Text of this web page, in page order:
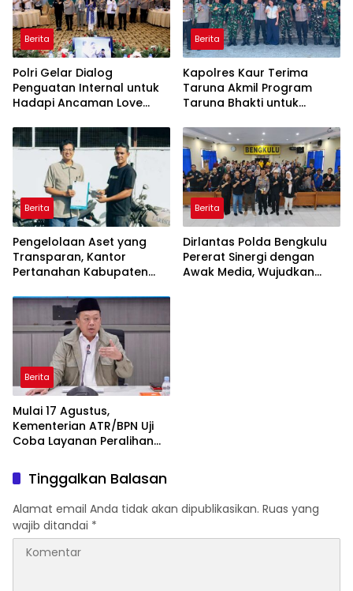
Berita
Polri Gelar Dialog
Penguatan Internal untuk
Hadapi Ancaman Love
Berita
Kapolres Kaur Terima
Taruna Akmil Program
Taruna Bhakti untuk
Rakyat Kabupaten Kaur
Berita
Pengelolaan Aset yang
Transparan, Kantor
Pertanahan Kabupaten
kepada Pemenang Lelang
Berita
Dirlantas Polda Bengkulu
Pererat Sinergi dengan
Awak Media, Wujudkan
Berita
Mulai 17 Agustus,
Kementerian ATR/BPN Uji
Coba Layanan Peralihan
Tinggalkan Balasan
Alamat email Anda tidak akan dipublikasikan. Ruas yang
wajib ditandai *